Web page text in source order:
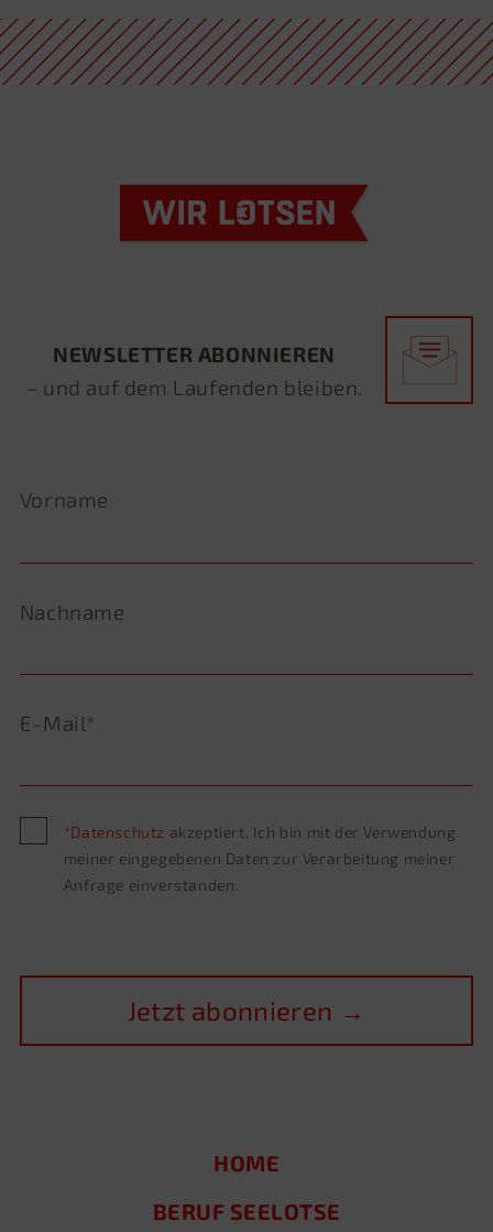
HOME
BERUF SEELOTSE
NEWSLETTER ABONNIEREN
– und auf dem Laufenden bleiben.
Vorname
Nachname
E-Mail*
lasse
dieses
*Datenschutz akzeptiert. Ich bin mit der Verwendung
meiner eingegebenen Daten zur Verarbeitung meiner
Anfrage einverstanden.